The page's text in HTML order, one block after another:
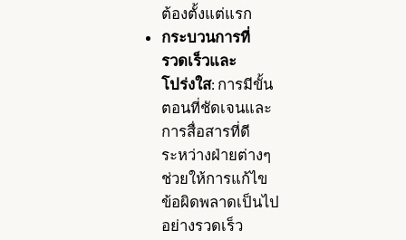
ต้องตั้งแต่แรก
กระบวนการที่
รวดเร็วและ
โปร่งใส: การมีขั้น
ตอนที่ชัดเจนและ
การสื่อสารที่ดี
ระหว่างฝ่ายต่างๆ
ช่วยให้การแก้ไข
ข้อผิดพลาดเป็นไป
อย่างรวดเร็ว